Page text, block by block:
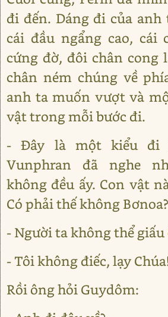
đi đến. Dáng đi của anh
cái đầu ngẩng cao, cái
cứng đờ, đôi chân cong
chân ném chúng về
anh ta muốn vượt và
vật trong mỗi bước đi.
- Đây là một kiểu đi
Vunphran đã nghe
không đều ấy. Con vật
Có phải thế không Bơnoa?
- Người ta không thể giấu
- Tôi không điếc, lạy
Rồi ông hỏi Guydôm: